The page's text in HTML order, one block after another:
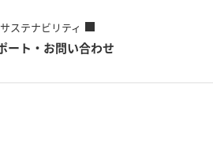
サステナビリティ
ート・お問い合わせ